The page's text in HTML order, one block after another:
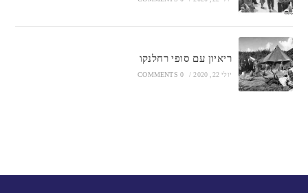
ריאיון עם סופי רחלנקו
יולי 22, 2020 /
0 COMMENTS